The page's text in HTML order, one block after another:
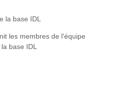
la base IDL
les membres de l'équipe
base IDL